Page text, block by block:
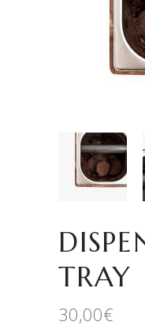
TRAY
30,00€